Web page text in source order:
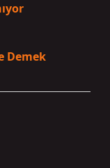
Demek